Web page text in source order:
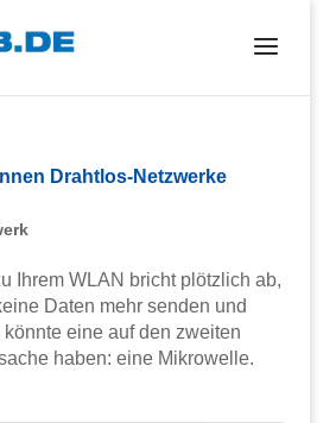
Drahtlos-Netzwerke
Ihrem WLAN bricht plötzlich ab,
Daten mehr senden und
eine auf den zweiten
haben: eine Mikrowelle.